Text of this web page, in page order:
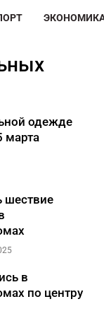
одежде
марта
шествие
в
по центру